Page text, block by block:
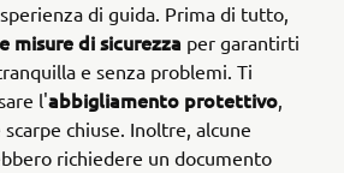
di guida. Prima di tutto,
misure di sicurezza per garantirti
e senza problemi. Ti
l'abbigliamento protettivo,
chiuse. Inoltre, alcune
richiedere un documento